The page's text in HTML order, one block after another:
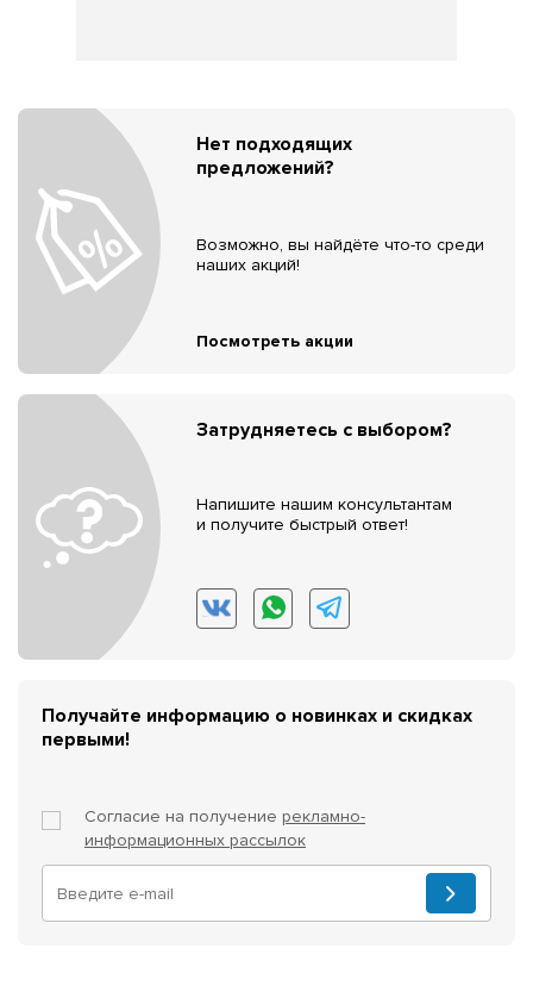
Нет подходящих
предложений?
Возможно, вы найдёте что-то среди
наших акций!
Посмотреть акции
Затрудняетесь с выбором?
Напишите нашим консультантам
и получите быстрый ответ!
Получайте информацию о новинках и скидках
первыми!
Согласие на получение рекламно-
информационных рассылок